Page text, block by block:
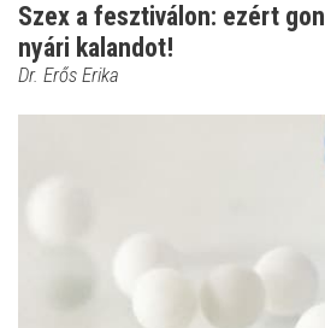
Szex a fesztiválon: ezért
nyári kalandot!
Dr. Erős Erika